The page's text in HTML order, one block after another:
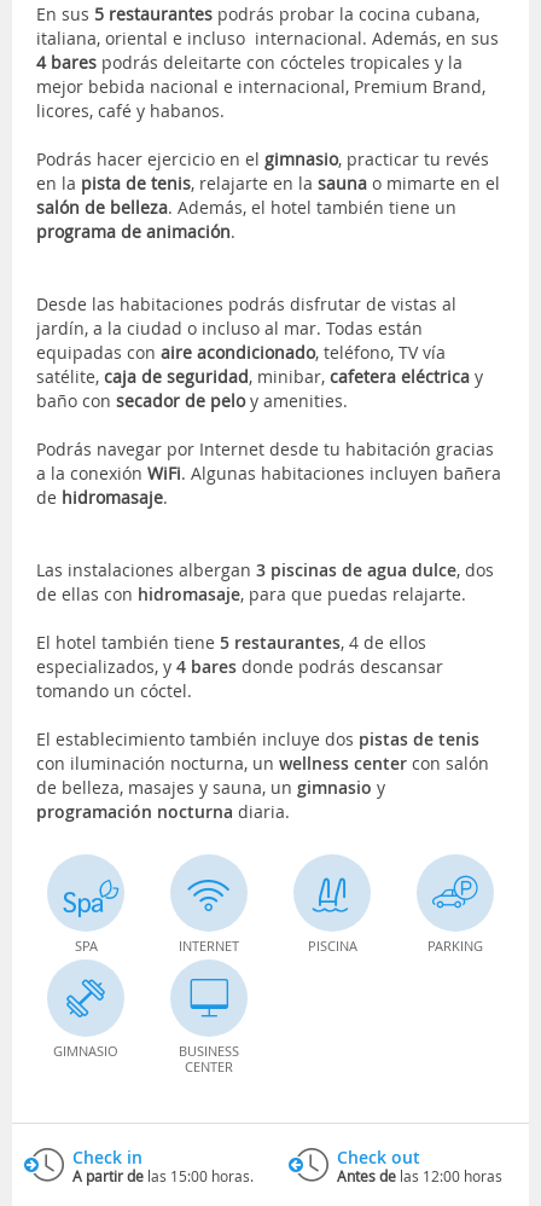
En sus 5 restaurantes podrás probar la cocina cubana,
italiana, oriental e incluso internacional. Además, en sus
4 bares podrás deleitarte con cócteles tropicales y la
mejor bebida nacional e internacional, Premium Brand,
licores, café y habanos.
Podrás hacer ejercicio en el gimnasio, practicar tu revés
en la pista de tenis, relajarte en la sauna o mimarte en el
salón de belleza. Además, el hotel también tiene un
programa de animación.
Desde las habitaciones podrás disfrutar de vistas al
jardín, a la ciudad o incluso al mar. Todas están
equipadas con aire acondicionado, teléfono, TV vía
satélite, caja de seguridad, minibar, cafetera eléctrica y
baño con secador de peloy amenities.
Podrás navegar por Internet desde tu habitación gracias
a la conexión WiFi. Algunas habitaciones incluyen bañera
de hidromasaje.
Las instalaciones albergan 3 piscinas de agua dulce, dos
de ellas con hidromasaje, para que puedas relajarte.
El hotel también tiene 5 restaurantes, 4 de ellos
especializados, y 4 bares donde podrás descansar
tomando un cóctel.
El establecimiento también incluye dos pistas de tenis
con iluminación nocturna, un wellness center con salón
de belleza, masajes y sauna, un gimnasio y
programación nocturna diaria.
SPA INTERNET PISCINA PARKING
GIMNASIO
BUSINESS
CENTER
Check in
A partir de las 15:00 horas.
Check out
Antes de las 12:00 horas